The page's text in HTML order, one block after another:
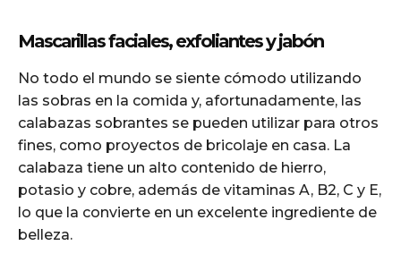
Mascarillas faciales, exfoliantes y jabón
No todo el mundo se siente cómodo utilizando
las sobras en la comida y, afortunadamente, las
calabazas sobrantes se pueden utilizar para otros
fines, como proyectos de bricolaje en casa. La
calabaza tiene un alto contenido de hierro,
potasio y cobre, además de vitaminas A, B2, C y E,
lo que la convierte en un excelente ingrediente de
belleza.